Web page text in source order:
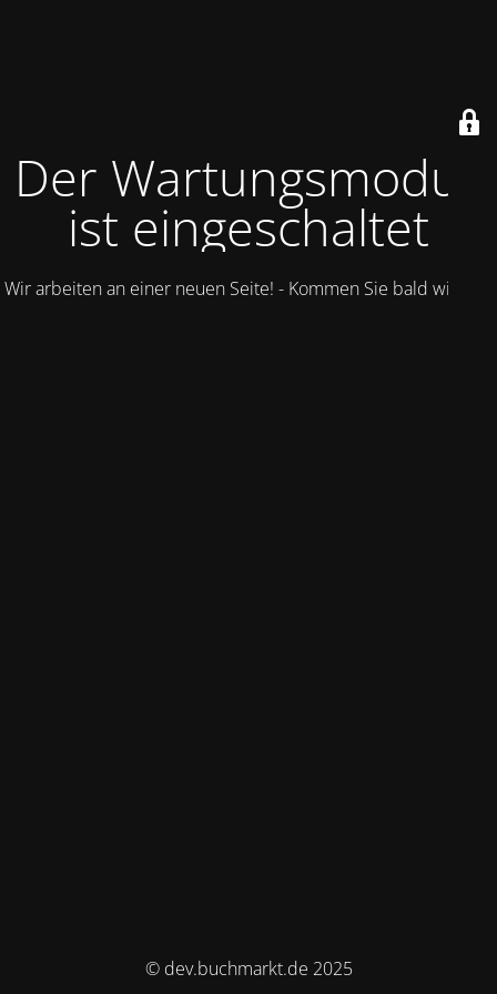
Der Wartungsmodus
ist eingeschaltet
Wir arbeiten an einer neuen Seite! - Kommen Sie bald wieder.
© dev.buchmarkt.de 2025